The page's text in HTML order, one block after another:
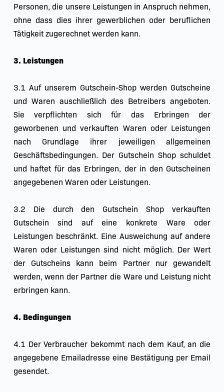
Personen, die unsere Leistungen in Anspruch nehmen,
ohne dass dies ihrer gewerblichen oder beruflichen
Tätigkeit zugerechnet werden kann.
3. Leistungen
3.1 Auf unserem Gutschein-Shop werden Gutscheine
und Waren auschließlich des Betreibers angeboten.
Sie verpflichten sich für das Erbringen der
geworbenen und verkauften Waren oder Leistungen
nach Grundlage ihrer jeweiligen allgemeinen
Geschäftsbedingungen. Der Gutschein Shop schuldet
und haftet für das Erbringen, der in den Gutscheinen
angegebenen Waren oder Leistungen.
3.2 Die durch den Gutschein Shop verkauften
Gutschein sind auf eine konkrete Ware oder
Leistungen beschränkt. Eine Ausweichung auf andere
Waren oder Leistungen sind nicht möglich. Der Wert
der Gutscheins kann beim Partner nur gewandelt
werden, wenn der Partner die Ware und Leistung nicht
erbringen kann.
4. Bedingungen
4.1 Der Verbraucher bekommt nach dem Kauf, an die
angegebene Emailadresse eine Bestätigung per Email
gesendet.